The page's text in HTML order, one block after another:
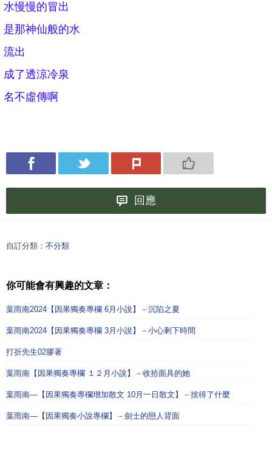
水慢慢的冒出
是那神仙般的水
流出
成了透涼冷泉
名不虛傳啊
回應
自訂分類： 不分類
你可能會有興趣的文章：
葉雨南2024【因果獨奏專欄 6月小說】－沉陷之夏
葉雨南2024【因果獨奏專欄 3月小說】－小心剩下時間
打折先生02膠著
葉雨南【因果獨奏專欄 １２月小說】－收拾面具的她
葉雨南—【因果獨奏專欄增加散文 10月一日散文】－捨得了什麼
葉雨南—【因果獨奏小說專欄】－劍士的戀人背面